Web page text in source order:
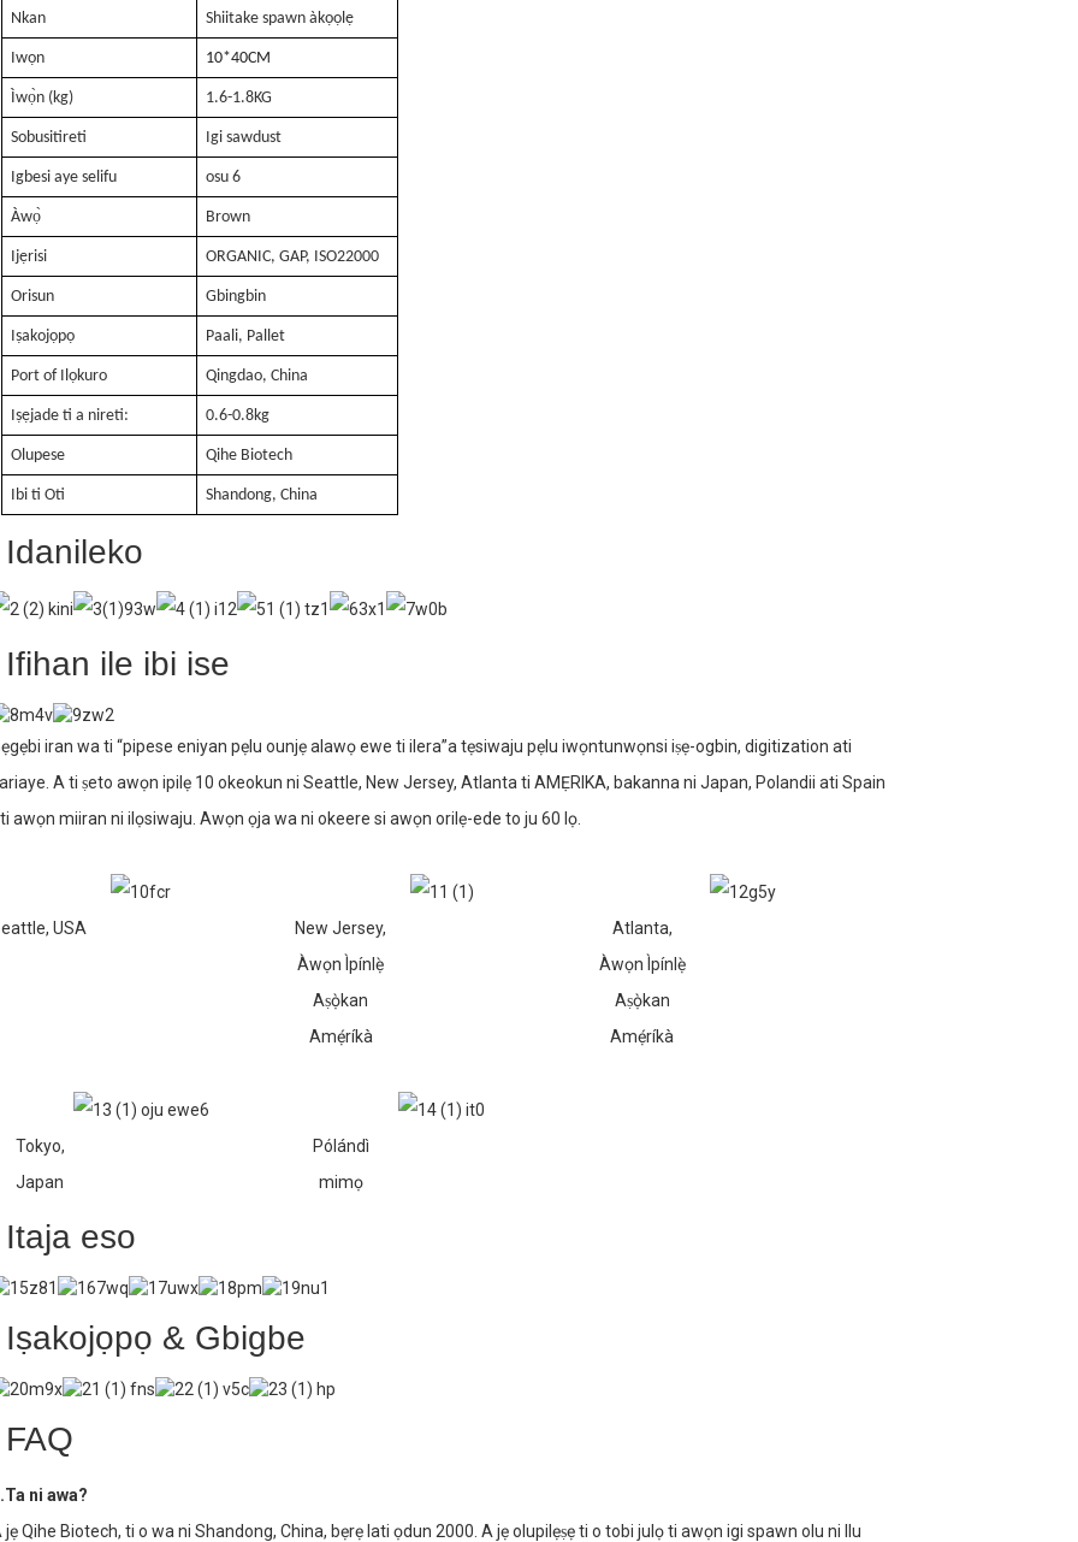
Nkan Shiitake spawn àkọọlẹ
Iwọn 10*40CM
Ìwọ̀n (kg) 1.6-1.8KG
Sobusitireti Igi sawdust
Igbesi aye selifu osu 6
Àwọ̀ Brown
Ijẹrisi ORGANIC, GAP, ISO22000
Orisun Gbingbin
Iṣakojọpọ Paali, Pallet
Port of Ilọkuro Qingdao, China
Iṣẹjade ti a nireti: 0.6-0.8kg
Olupese Qihe Biotech
Ibi ti Oti Shandong, China
Idanileko
Ifihan ile ibi ise
iran wa ti “pipese eniyan pẹlu ounjẹ alawọ ewe ti ilera”a tẹsiwaju pẹlu iwọntunwọnsi iṣẹ-ogbin, digitization ati
A ti ṣeto awọn ipilẹ 10 okeokun ni Seattle, New Jersey, Atlanta ti AMẸRIKA, bakanna ni Japan, Polandii ati Spain
awọn miiran ni ilọsiwaju. Awọn ọja wa ni okeere si awọn orilẹ-ede to ju 60 lọ.
USA
New Jersey,
Àwọn Ìpínlẹ̀
Aṣọ̀kan
Amẹ́ríkà
Atlanta,
Àwọn Ìpínlẹ̀
Aṣọ̀kan
Amẹ́ríkà
Tokyo,
Japan
Pólándì
mimọ
Itaja eso
Iṣakojọpọ & Gbigbe
FAQ
ni awa?
jẹ Qihe Biotech, ti o wa ni Shandong, China, bẹrẹ lati ọdun 2000. A jẹ olupilẹṣẹ ti o tobi julọ ti awọn igi spawn olu ni Ilu